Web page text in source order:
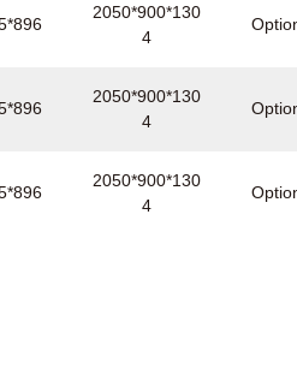
2050*900*130
4
2050*900*130
4
2050*900*130
4